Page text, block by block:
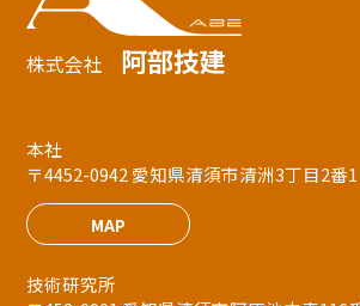
株式会社 阿部技建
本社
〒4452-0942 愛知県清須市清洲3丁目2番1
MAP
技術研究所